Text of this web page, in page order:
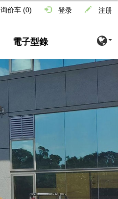
询价车 (0) 登录 注册
電子型錄